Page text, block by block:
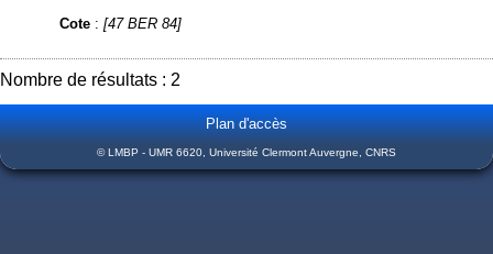
Cote :[47 BER 84]
Nombre de résultats : 2
Plan d'accès
© LMBP - UMR 6620, Université Clermont Auvergne, CNRS